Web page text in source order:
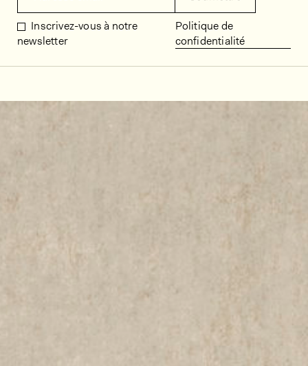
Inscrivez-vous à notre
newsletter
Politique de
confidentialité